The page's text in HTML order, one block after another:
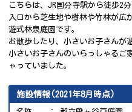
こちらは、JR国分寺駅から徒歩2
入口から芝生地や樹林や竹林が広
遊式林泉庭園です。
お散歩したり、小さいお子さんが
小さいお子さんのいらっしゃるご
ゃっていました。
施設情報(2021年8月時点)